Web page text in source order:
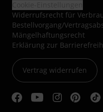
Widerrufsrecht für
Bestellvorgang/
Mängelhaftungsrecht
Erklärung zur
Vertrag widerrufen